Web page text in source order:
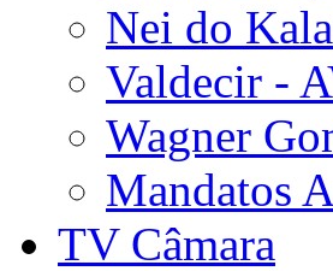
Nei do
Valdecir -
Wagner
Mandatos
TV Câmara